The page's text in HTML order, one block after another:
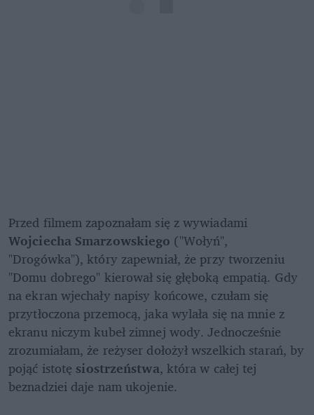
Przed filmem zapoznałam się z wywiadami
Wojciecha Smarzowskiego ("Wołyń",
"Drogówka"), który zapewniał, że przy tworzeniu
"Domu dobrego" kierował się głęboką empatią. Gdy
na ekran wjechały napisy końcowe, czułam się
przytłoczona przemocą, jaka wylała się na mnie z
ekranu niczym kubeł zimnej wody. Jednocześnie
zrozumiałam, że reżyser dołożył wszelkich starań, by
pojąć istotę siostrzeństwa, która w całej tej
beznadziei daje nam ukojenie.